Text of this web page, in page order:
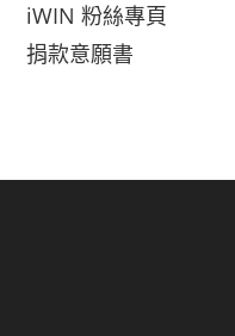
iWIN 粉絲專頁
捐款意願書